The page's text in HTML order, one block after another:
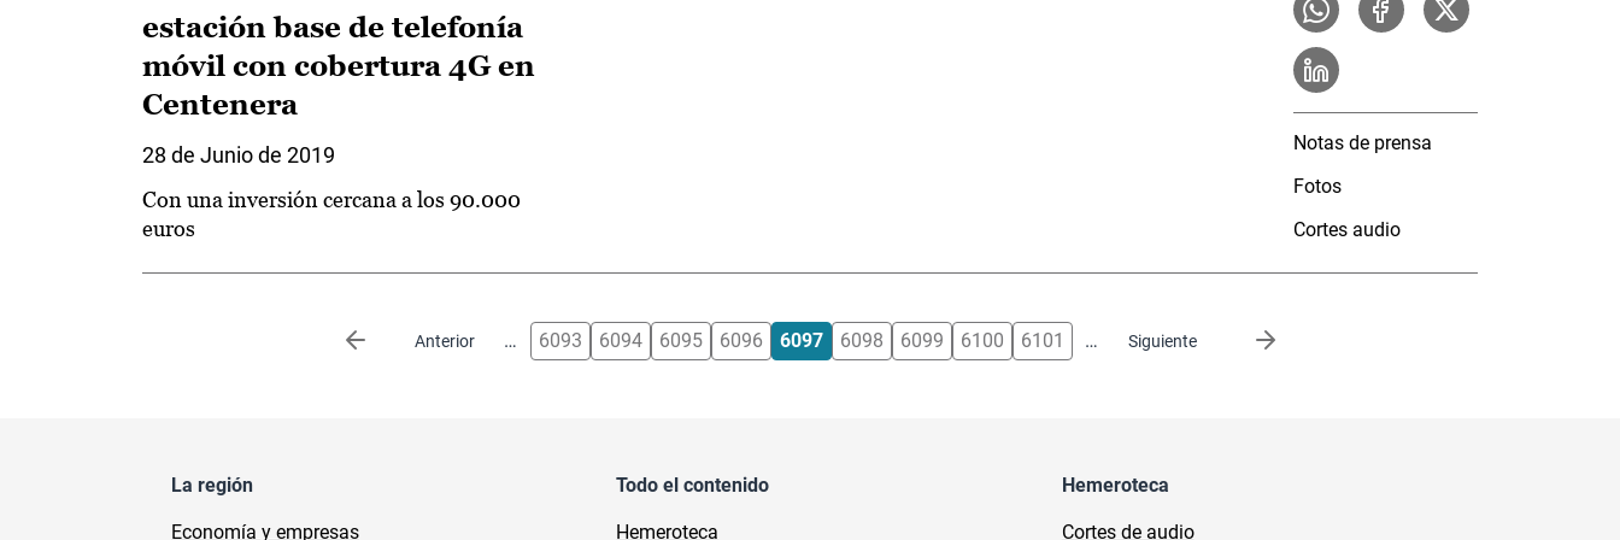
estación base de telefonía
móvil con cobertura 4G en
Centenera
28 de Junio de 2019
Con una inversión cercana a los 90.000
euros
Notas de prensa
Fotos
Cortes audio
Anterior
Página anterior … 6093 6094 6095 6096 6097 6098 6099 6100 6101 … Siguiente
Siguiente página
La región
Economía y empresas
Todo el contenido
Hemeroteca
Hemeroteca
Cortes de audio